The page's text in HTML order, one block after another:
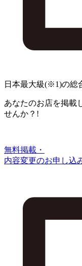
日本最大級(※1)の総
あなたのお店を掲載
せんか？!
無料掲載・
内容変更のお申し込